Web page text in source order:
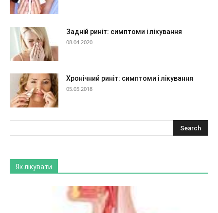
Задній риніт: симптоми і лікування
08.04.2020
Хронічний риніт: симптоми і лікування
05.05.2018
Як лікувати